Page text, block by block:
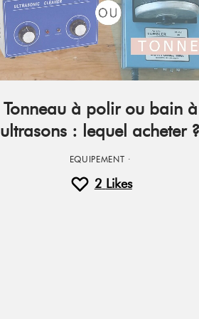
Tonneau à polir ou bain à
ultrasons : lequel acheter
EQUIPEMENT ·
2 Likes